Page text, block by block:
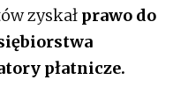
zyskał prawo do
płatnicze.